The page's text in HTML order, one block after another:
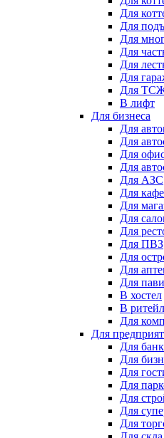
Для
Для
Для
Для
Для
Для
Для
В лифт
Для бизнеса
Для
Для
Для
Для
Для АЗС
Для кафе
Для
Для
Для
Для ПВЗ
Для
Для
Для
В хостел
В ритейл
Для
Для
Для
Для
Для
Для
Для
Для
Для